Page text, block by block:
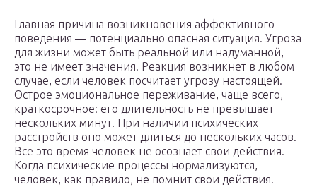
Главная причина возникновения аффективного
поведения — потенциально опасная ситуация. Угроза
для жизни может быть реальной или надуманной,
это не имеет значения. Реакция возникнет в любом
случае, если человек посчитает угрозу настоящей.
Острое эмоциональное переживание, чаще всего,
краткосрочное: его длительность не превышает
нескольких минут. При наличии психических
расстройств оно может длиться до нескольких часов.
Все это время человек не осознает свои действия.
Когда психические процессы нормализуются,
человек, как правило, не помнит свои действия.